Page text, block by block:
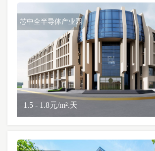
芯中全半导体产业园
1.5 - 1.8元/m².天